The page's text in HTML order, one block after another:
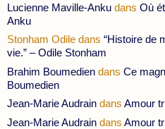
Lucienne Maville-Anku dans Où
Anku
Stonham Odile dans “Histoire de
vie.” – Odile Stonham
Brahim Boumedien dans Ce
Boumedien
Jean-Marie Audrain dans Amour
Jean-Marie Audrain dans Amour